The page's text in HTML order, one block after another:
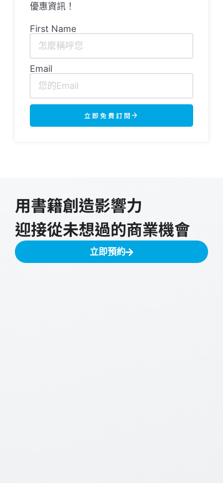
優惠資訊！
First Name
Email
立即免費訂閱
用書籍創造影響力
迎接從未想過的商業機會
立即預約